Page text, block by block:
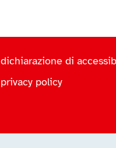
dichiarazione di
privacy policy